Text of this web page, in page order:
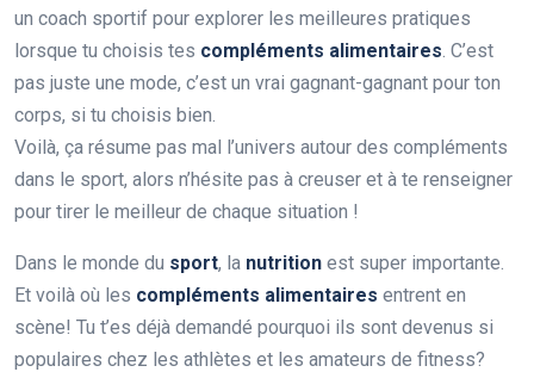
un coach sportif pour explorer les meilleures pratiques
lorsque tu choisis tes compléments alimentaires . C’est
pas juste une mode, c’est un vrai gagnant-gagnant pour ton
corps, si tu choisis bien.
Voilà, ça résume pas mal l’univers autour des compléments
dans le sport, alors n’hésite pas à creuser et à te renseigner
pour tirer le meilleur de chaque situation !
Dans le monde du sport, la nutrition est super importante.
Et voilà où les compléments alimentaires entrent en
scène! Tu t’es déjà demandé pourquoi ils sont devenus si
populaires chez les athlètes et les amateurs de fitness?